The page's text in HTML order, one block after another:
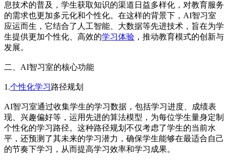
息技术的普及，学生获取知识的渠道日益多样化，对教育服务
的需求也更加多元化和个性化。在这样的背景下，AI智习室
应运而生，它结合了人工智能、大数据等先进技术，旨在为学
生提供更加个性化、高效的学习体验 ，推动教育模式的创新与
发展。
二、AI智习室的核心功能
1.个性化学习路径规划
AI智习室通过收集学生的学习数据，包括学习进度、成绩表
现、兴趣偏好等，运用先进的算法模型，为每位学生量身定制
个性化的学习路径。这种路径规划不仅考虑了学生的当前水
平，还预测了其未来的学习潜力，确保学生能够在最适合自己
的节奏下学习，从而提高学习效率和学习成果。